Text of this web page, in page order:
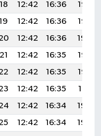
12:42 16:36
19:56
12:42 16:36
19:55
12:42 16:36
19:54
12:42 16:35
19:53
12:42 16:35
19:52
12:42 16:35
19:51
12:42 16:34
19:50
12:42 16:34
19:49